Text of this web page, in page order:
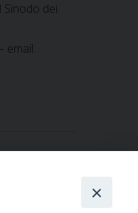
dei
email: